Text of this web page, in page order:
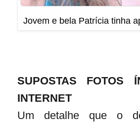
Jovem e bela Patrícia tinha
SUPOSTAS FOTOS
INTERNET
Um detalhe que o